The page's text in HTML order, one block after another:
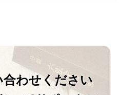
合わせください